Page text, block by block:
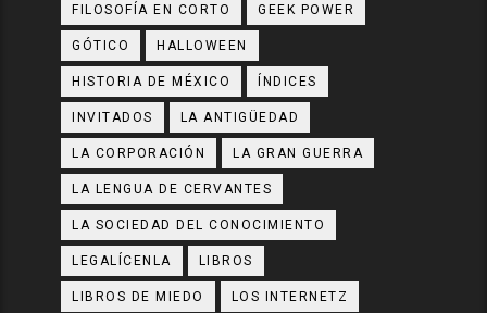
FILOSOFÍA EN CORTO GEEK POWER
GÓTICO HALLOWEEN
HISTORIA DE MÉXICO ÍNDICES
INVITADOS LA ANTIGÜEDAD
LA CORPORACIÓN LA GRAN GUERRA
LA LENGUA DE CERVANTES
LA SOCIEDAD DEL CONOCIMIENTO
LEGALÍCENLA LIBROS
LIBROS DE MIEDO LOS INTERNETZ